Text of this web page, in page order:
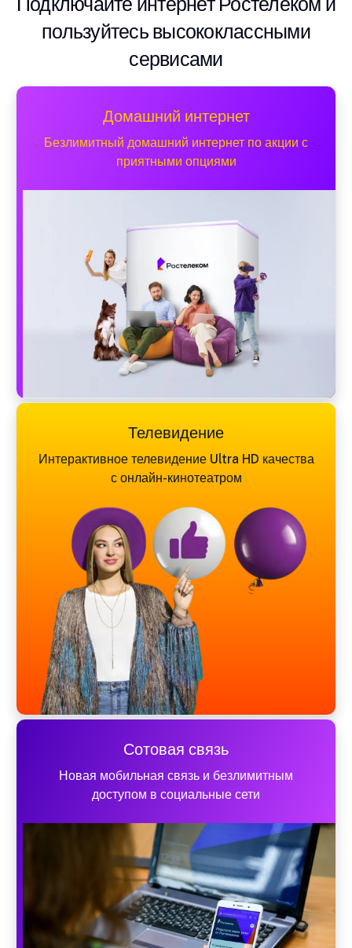
пользуйтесь высококлассными
сервисами
Домашний интернет
Безлимитный домашний интернет по акции с
приятными опциями
Телевидение
Интерактивное телевидение Ultra HD качества
с онлайн-кинотеатром
Сотовая связь
Новая мобильная связь и безлимитным
доступом в социальные сети